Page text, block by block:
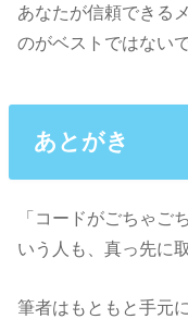
あなたが信頼できる
のがベストではない
あとがき
「コードがごちゃご
いう人も、真っ先に
筆者はもともと手元